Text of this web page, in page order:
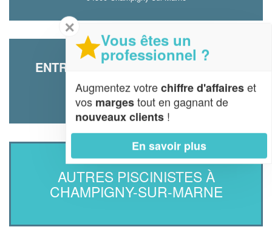
ENTREPRISE MS DALLAGE (SARL)
11 Rue Des Marais
94500 Champigny-sur-Marne
AUTRES PISCINISTES À
CHAMPIGNY-SUR-MARNE
✕
Vous êtes un
professionnel ?
Augmentez votrechiffre d'affaireset
vos margestout en gagnant de
nouveaux clients !
En savoir plus